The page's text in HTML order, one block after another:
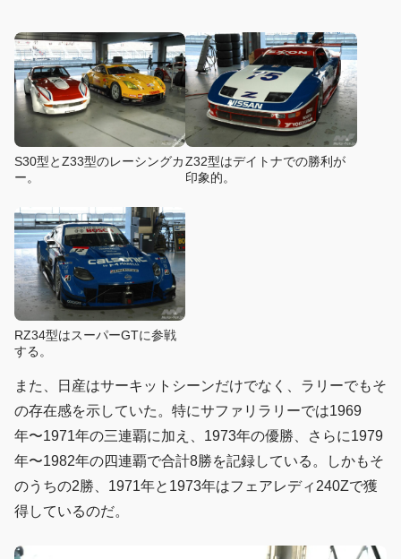
S30型とZ33型のレーシングカ
ー。
Z32型はデイトナでの勝利が
印象的。
RZ34型はスーパーGTに参戦
する。
また、日産はサーキットシーンだけでなく、ラリーでもそ
の存在感を示していた。特にサファリラリーでは1969
年〜1971年の三連覇に加え、1973年の優勝、さらに1979
年〜1982年の四連覇で合計8勝を記録している。しかもそ
のうちの2勝、1971年と1973年はフェアレディ240Zで獲
得しているのだ。